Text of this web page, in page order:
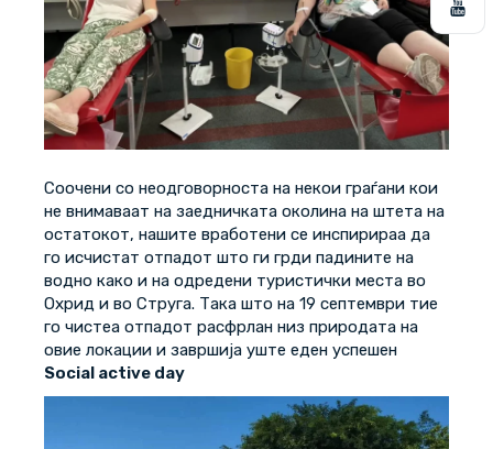
Соочени со неодговорноста на некои граѓани кои
не внимаваат на заедничката околина на штета на
остатокот, нашите вработени се инспирираа да
го исчистат отпадот што ги грди падините на
водно како и на одредени туристички места во
Охрид и во Струга. Така што на 19 септември тие
го чистеа отпадот расфрлан низ природата на
овие локации и завршија уште еден успешен
Social active day